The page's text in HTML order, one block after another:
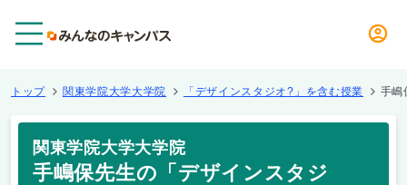
トップ 関東学院大学大学院 「デザインスタジオ?」を含む授業 手嶋
関東学院大学大学院
手嶋保先生の「デザインスタジ